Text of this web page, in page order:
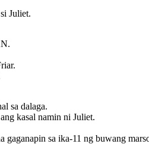
Juliet.
sa dalaga.
kasal namin ni Juliet.
gaganapin sa ika-11 ng buwang